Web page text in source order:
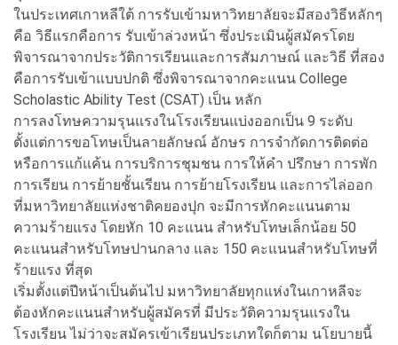
ในประเทศเกาหลีใต้ การรับเข้ามหาวิทยาลัยจะมีสองวิธีหลักๆ
คือ วิธีแรกคือการ รับเข้าล่วงหน้า ซึ่งประเมินผู้สมัครโดย
พิจารณาจากประวัติการเรียนและการสัมภาษณ์ และวิธี ที่สอง
คือการรับเข้าแบบปกติ ซึ่งพิจารณาจากคะแนน College
Scholastic Ability Test (CSAT) เป็น หลัก
การลงโทษความรุนแรงในโรงเรียนแบ่งออกเป็น 9 ระดับ
ตั้งแต่การขอโทษเป็นลายลักษณ์ อักษร การจำกัดการติดต่อ
หรือการแก้แค้น การบริการชุมชน การให้คำ ปรึกษา การพัก
การเรียน การย้ายชั้นเรียน การย้ายโรงเรียน และการไล่ออก
ที่มหาวิทยาลัยแห่งชาติคยองปุก จะมีการหักคะแนนตาม
ความร้ายแรง โดยหัก 10 คะแนน สำหรับโทษเล็กน้อย 50
คะแนนสำหรับโทษปานกลาง และ 150 คะแนนสำหรับโทษที่
ร้ายแรง ที่สุด
เริ่มตั้งแต่ปีหน้าเป็นต้นไป มหาวิทยาลัยทุกแห่งในเกาหลีจะ
ต้องหักคะแนนสำหรับผู้สมัครที่ มีประวัติความรุนแรงใน
โรงเรียน ไม่ว่าจะสมัครเข้าเรียนประเภทใดก็ตาม นโยบายนี้